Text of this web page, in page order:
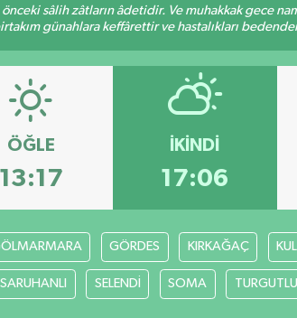
sâlih zâtların âdetidir. Ve muhakkak gece
günahlara keffârettir ve hastalıkları
ÖĞLE
13:17
İKINDI
17:06
GÖRDES KIRKAĞAÇ
SARUHANLI SELENDİ SOMA TURGUTLU